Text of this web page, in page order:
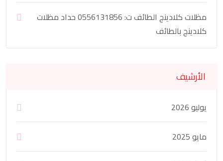
مظلات كلادينج الطائف ت: 0556131856 حداد مظلات
كلادينج بالطائف
الأرشيف
يوليو 2026
مايو 2025